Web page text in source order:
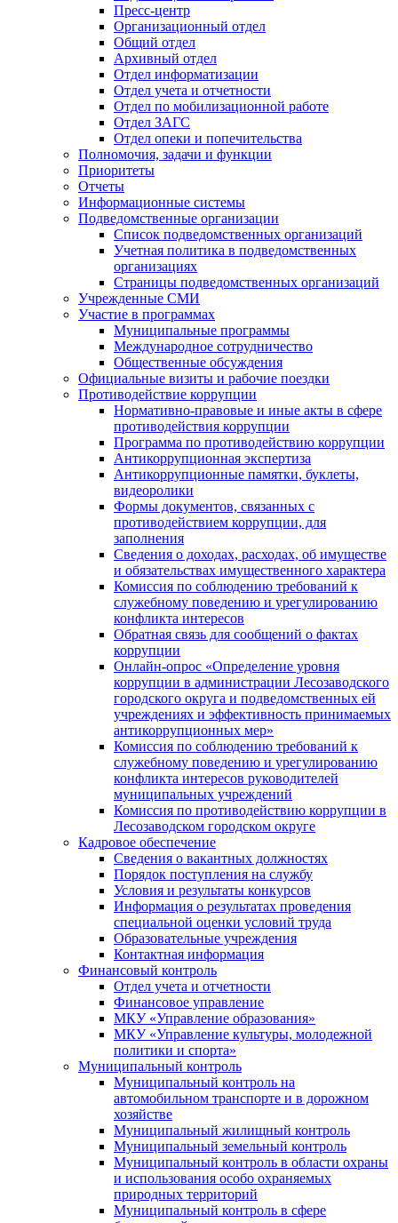
Пресс-центр
Организационный отдел
Общий отдел
Архивный отдел
Отдел информатизации
Отдел учета и отчетности
Отдел по мобилизационной работе
Отдел ЗАГС
Отдел опеки и попечительства
Полномочия, задачи и функции
Приоритеты
Отчеты
Информационные системы
Подведомственные организации
Список подведомственных организаций
Учетная политика в подведомственных
организациях
Страницы подведомственных организаций
Учрежденные СМИ
Участие в программах
Муниципальные программы
Международное сотрудничество
Общественные обсуждения
Официальные визиты и рабочие поездки
Противодействие коррупции
Нормативно-правовые и иные акты в сфере
противодействия коррупции
Программа по противодействию коррупции
Антикоррупционная экспертиза
Антикоррупционные памятки, буклеты,
видеоролики
Формы документов, связанных с
противодействием коррупции, для
заполнения
Сведения о доходах, расходах, об имуществе
и обязательствах имущественного характера
Комиссия по соблюдению требований к
служебному поведению и урегулированию
конфликта интересов
Обратная связь для сообщений о фактах
коррупции
Онлайн-опрос «Определение уровня
коррупции в администрации Лесозаводского
городского округа и подведомственных ей
учреждениях и эффективность принимаемых
антикоррупционных мер»
Комиссия по соблюдению требований к
служебному поведению и урегулированию
конфликта интересов руководителей
муниципальных учреждений
Комиссия по противодействию коррупции в
Лесозаводском городском округе
Кадровое обеспечение
Сведения о вакантных должностях
Порядок поступления на службу
Условия и результаты конкурсов
Информация о результатах проведения
специальной оценки условий труда
Образовательные учреждения
Контактная информация
Финансовый контроль
Отдел учета и отчетности
Финансовое управление
МКУ «Управление образования»
МКУ «Управление культуры, молодежной
политики и спорта»
Муниципальный контроль
Муниципальный контроль на
автомобильном транспорте и в дорожном
хозяйстве
Муниципальный жилищный контроль
Муниципальный земельный контроль
Муниципальный контроль в области охраны
и использования особо охраняемых
природных территорий
Муниципальный контроль в сфере